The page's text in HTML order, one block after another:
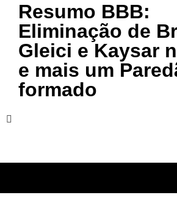
Resumo BBB:
Eliminação de
Gleici e Kaysar
e mais um
formado